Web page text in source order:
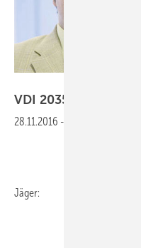
VDI 2035 ist keine
28.11.2016 -
Jäger: